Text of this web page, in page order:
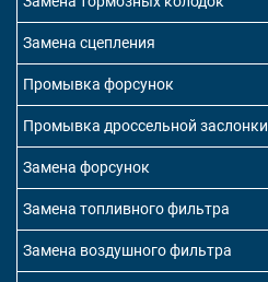
Замена сцепления
Промывка форсунок
Промывка дроссельной заслонки
Замена форсунок
Замена топливного фильтра
Замена воздушного фильтра